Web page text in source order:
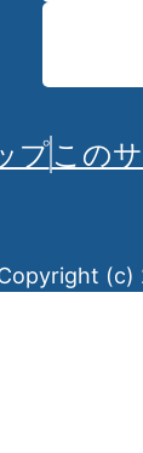
プこの
(c)